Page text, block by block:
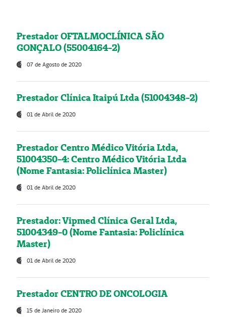
Prestador OFTALMOCLÍNICA SÃO
GONÇALO (55004164-2)
07 de Agosto de 2020
Prestador Clínica Itaipú Ltda (51004348-2)
01 de Abril de 2020
Prestador Centro Médico Vitória Ltda,
51004350-4: Centro Médico Vitória Ltda
(Nome Fantasia: Policlínica Master)
01 de Abril de 2020
Prestador: Vipmed Clínica Geral Ltda,
51004349-0 (Nome Fantasia: Policlínica
Master)
01 de Abril de 2020
Prestador CENTRO DE ONCOLOGIA
15 de Janeiro de 2020